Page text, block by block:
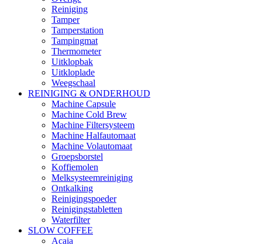
Reiniging
Tamper
Tamperstation
Tampingmat
Thermometer
Uitklopbak
Uitkloplade
Weegschaal
REINIGING & ONDERHOUD
Machine Capsule
Machine Cold Brew
Machine Filtersysteem
Machine Halfautomaat
Machine Volautomaat
Groepsborstel
Koffiemolen
Melksysteemreiniging
Ontkalking
Reinigingspoeder
Reinigingstabletten
Waterfilter
SLOW COFFEE
Acaia